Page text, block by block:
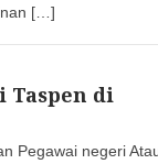
[…]
Taspen di
Pegawai negeri